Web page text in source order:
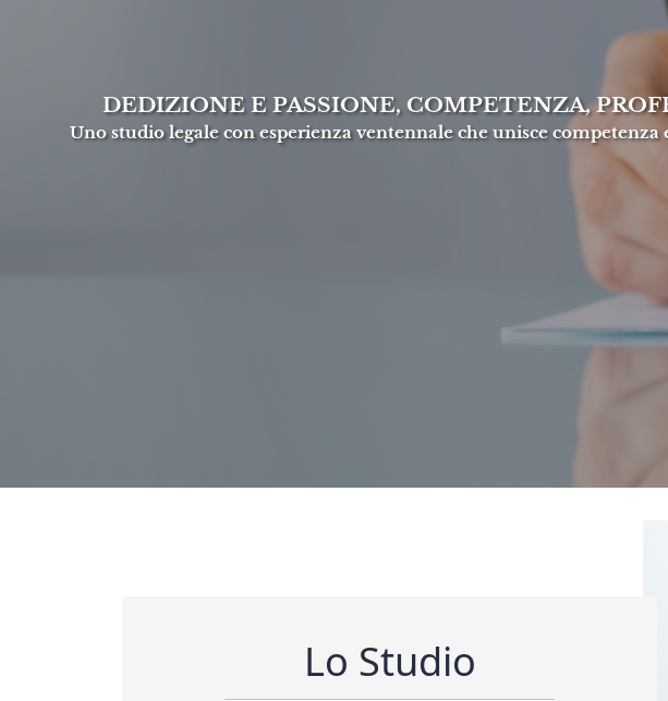
DEDIZIONE E PASSIONE, COMPETENZA,
Uno studio legale con esperienza ventennale che unisce
Lo Studio